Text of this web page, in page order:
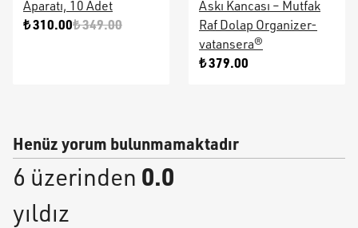
Aparatı, 10 Adet
₺ 310.00₺ 349.00
Askı Kancası – Mutfak
Raf Dolap Organizer-
vatansera®
₺ 379.00
Henüz yorum bulunmamaktadır
6 üzerinden 0.0
yıldız